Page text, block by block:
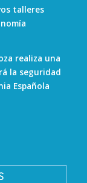
talleres
realiza una
la seguridad
Española